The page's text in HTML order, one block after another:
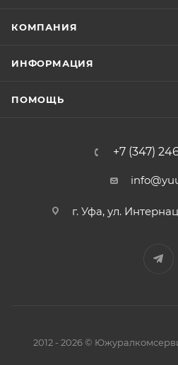
КОМПАНИЯ
ИНФОРМАЦИЯ
ПОМОЩЬ
+7 (347)
г. Уфа, ул.
2012 - 2026 ©